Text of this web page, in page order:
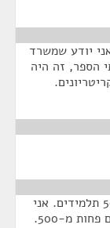
יודע שמשרד
הספר, זה היה
בכפר קאסם. בתי ספר שלומדים בהם מעל 500 תלמידים. אני
מ-500.